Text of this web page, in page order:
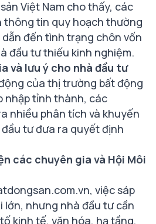
Việt Nam cho thấy, các
tin quy hoạch thường
đến tình trạng chôn vốn
đầu tư thiếu kinh nghiệm.
và lưu ý cho nhà đầu tư
của thị trường bất động
nhập tỉnh thành, các
nhiều phân tích và khuyến
tư đưa ra quyết định
các chuyên gia và Hội Môi
việc sáp
lớn, nhưng nhà đầu tư cần
kinh tế, văn hóa, hạ tầng,